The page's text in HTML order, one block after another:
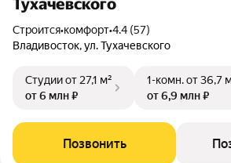
Тухачевского
Строится•комфорт•4.4 (57)
Владивосток, ул. Тухачевского
Студииот 27,1 м²
от 6 млн ₽
1-комн.от 36,7
от 6,9 млн ₽
Позвонить